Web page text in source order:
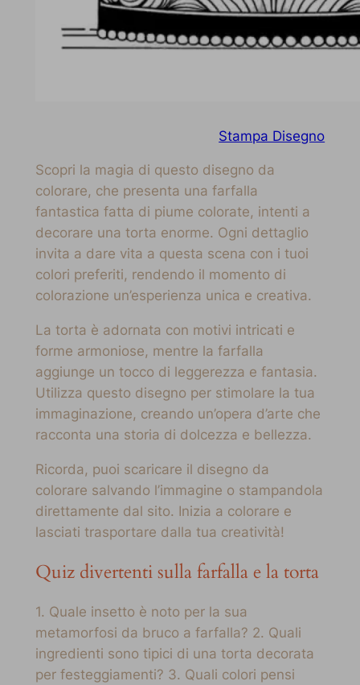
Stampa Disegno
Scopri la magia di questo disegno da
colorare, che presenta una farfalla
fantastica fatta di piume colorate, intenti a
decorare una torta enorme. Ogni dettaglio
invita a dare vita a questa scena con i tuoi
colori preferiti, rendendo il momento di
colorazione un’esperienza unica e creativa.
La torta è adornata con motivi intricati e
forme armoniose, mentre la farfalla
aggiunge un tocco di leggerezza e fantasia.
Utilizza questo disegno per stimolare la tua
immaginazione, creando un’opera d’arte che
racconta una storia di dolcezza e bellezza.
Ricorda, puoi scaricare il disegno da
colorare salvando l’immagine o stampandola
direttamente dal sito. Inizia a colorare e
lasciati trasportare dalla tua creatività!
Quiz divertenti sulla farfalla e la torta
1. Quale insetto è noto per la sua
metamorfosi da bruco a farfalla? 2. Quali
ingredienti sono tipici di una torta decorata
per festeggiamenti? 3. Quali colori pensi